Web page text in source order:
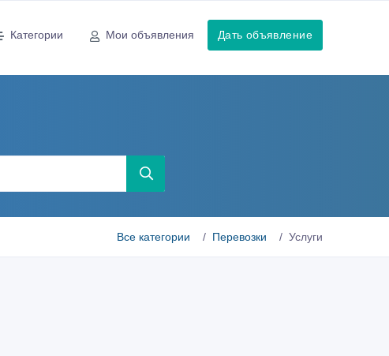
Категории Мои объявления Дать объявление
Все категории Перевозки Услуги